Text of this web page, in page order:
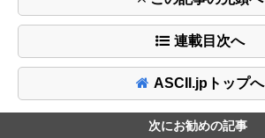
連載目次へ
ASCII.jpトップへ
次にお勧めの記事